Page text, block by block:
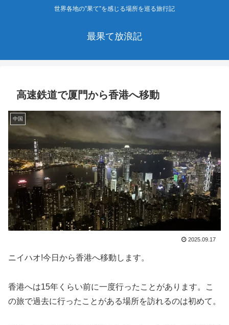
世界各地の”果て”を感じる場所を巡る旅行記
最果て放浪記
高速鉄道で厦門から香港へ移動
中国
2025.09.17
ニイハオ!今日から香港へ移動します。
香港へは15年くらい前に一度行ったことがあります。こ
の旅で過去に行ったことがある場所を訪れるのは初めて。